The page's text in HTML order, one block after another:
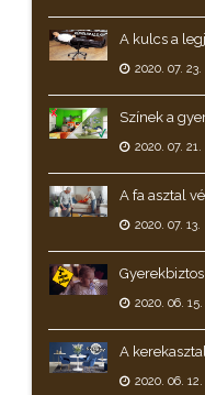
A kulcs a
2020. 07. 23.
Színek a
2020. 07. 21.
A fa asztal
2020. 07. 13.
2020. 06. 15.
A
2020. 06. 12.